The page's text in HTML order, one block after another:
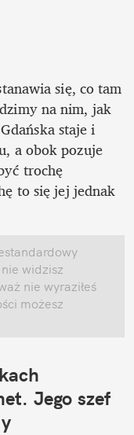
się, co tam
na nim, jak
staje i
a obok pozuje
trochę
to się jej jednak
widzisz
nie wyraziłeś
możesz
Jego szef